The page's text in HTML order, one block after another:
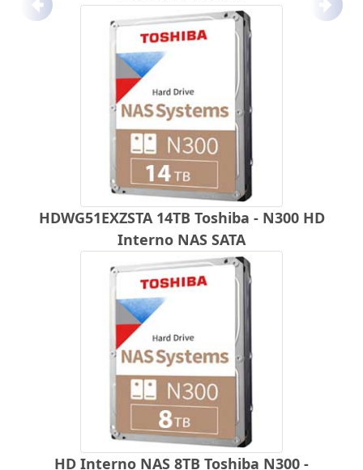
HDWG51EXZSTA 14TB Toshiba - N300 HD
Interno NAS SATA
HD Interno NAS 8TB Toshiba N300 -
Anterior